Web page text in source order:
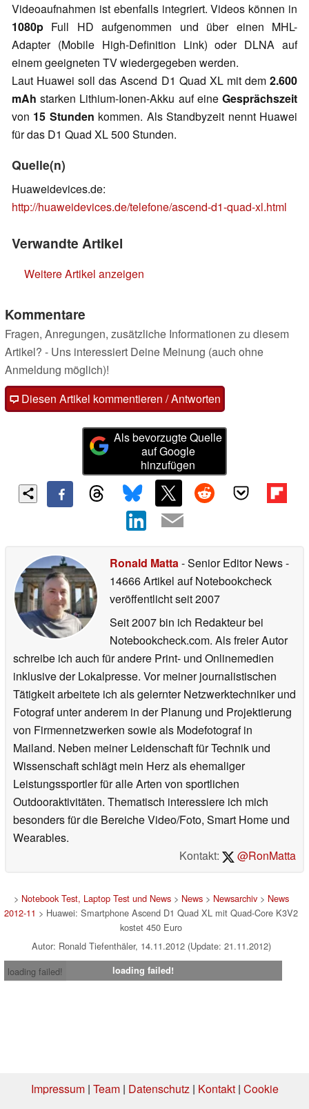
Videoaufnahmen ist ebenfalls integriert. Videos können in
1080p Full HD aufgenommen und über einen MHL-
Adapter (Mobile High-Definition Link) oder DLNA auf
einem geeigneten TV wiedergegeben werden.
Laut Huawei soll das Ascend D1 Quad XL mit dem 2.600
mAh starken Lithium-Ionen-Akku auf eine Gesprächszeit
von 15 Stunden kommen. Als Standbyzeit nennt Huawei
für das D1 Quad XL 500 Stunden.
Quelle(n)
Huaweidevices.de:
http://huaweidevices.de/telefone/ascend-d1-quad-xl.html
Verwandte Artikel
Weitere Artikel anzeigen
Kommentare
Fragen, Anregungen, zusätzliche Informationen zu diesem
Artikel? - Uns interessiert Deine Meinung (auch ohne
Anmeldung möglich)!
Diesen Artikel kommentieren / Antworten
Als bevorzugte Quelle
auf Google
hinzufügen
Ronald Matta- Senior Editor News-
14666 Artikel auf Notebookcheck
veröffentlichtseit 2007
Seit 2007 bin ich Redakteur bei
Notebookcheck.com. Als freier Autor
schreibe ich auch für andere Print- und Onlinemedien
inklusive der Lokalpresse. Vor meiner journalistischen
Tätigkeit arbeitete ich als gelernter Netzwerktechniker und
Fotograf unter anderem in der Planung und Projektierung
von Firmennetzwerken sowie als Modefotograf in
Mailand. Neben meiner Leidenschaft für Technik und
Wissenschaft schlägt mein Herz als ehemaliger
Leistungssportler für alle Arten von sportlichen
Outdooraktivitäten. Thematisch interessiere ich mich
besonders für die Bereiche Video/Foto, Smart Home und
Wearables.
Kontakt:
@RonMatta
> Notebook Test, Laptop Test und News> News> Newsarchiv> News
2012-11 > Huawei: Smartphone Ascend D1 Quad XL mit Quad-Core K3V2
kostet 450 Euro
Autor: Ronald Tiefenthäler, 14.11.2012 (Update: 21.11.2012)
loading failed!
loading failed!
Impressum| Team| Datenschutz| Kontakt| Cookie